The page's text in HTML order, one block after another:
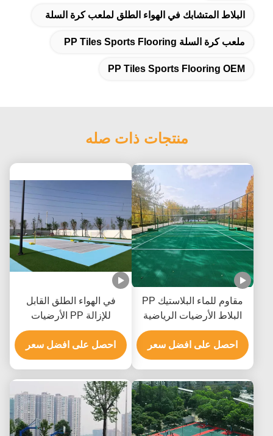
البلاط المتشابك في الهواء الطلق لملعب كرة السلة
ملعب كرة السلة PP Tiles Sports Flooring
PP Tiles Sports Flooring OEM
منتجات ذات صله
مقاوم للماء البلاستيك PP
البلاط الأرضيات الرياضية
لمحكمة تنس الريشة
احصل على افضل سعر
في الهواء الطلق القابل
للإزالة PP الأرضيات
الرياضية لمحكمة كرة السلة
OEM
احصل على افضل سعر